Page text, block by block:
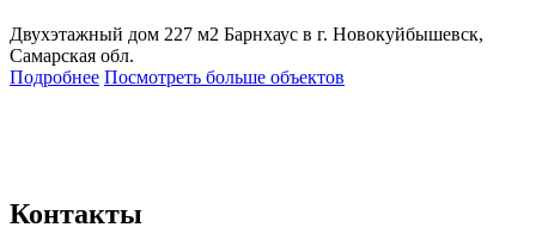
Двухэтажный дом 227 м2 Барнхаус в г. Новокуйбышевск,
Самарская обл.
Подробнее Посмотреть больше объектов
Контакты